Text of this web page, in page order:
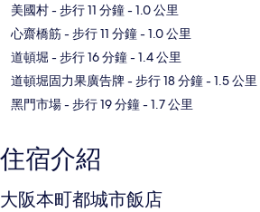
美國村- 步行 11 分鐘- 1.0 公里
心齋橋筋- 步行 11 分鐘- 1.0 公里
道頓堀 - 步行 16 分鐘- 1.4 公里
道頓堀固力果廣告牌- 步行 18 分鐘- 1.5 公里
黑門市場- 步行 19 分鐘- 1.7 公里
住宿介紹
大阪本町都城市飯店